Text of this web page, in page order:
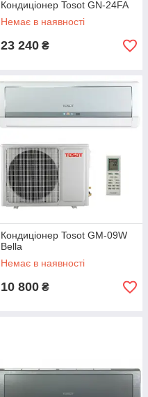
Кондиціонер Tosot GN-24FA
Немає в наявності
23 240 ₴
Кондиціонер Tosot GM-09W
Bella
Немає в наявності
10 800 ₴